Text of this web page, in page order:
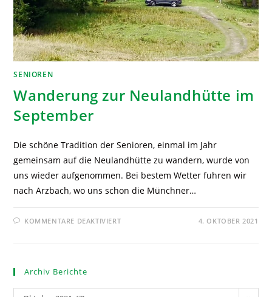
SENIOREN
Wanderung zur Neulandhütte im
September
Die schöne Tradition der Senioren, einmal im Jahr
gemeinsam auf die Neulandhütte zu wandern, wurde von
uns wieder aufgenommen. Bei bestem Wetter fuhren wir
nach Arzbach, wo uns schon die Münchner…
KOMMENTARE DEAKTIVIERT 4. OKTOBER 2021
Archiv Berichte